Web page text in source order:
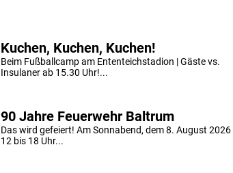
Kuchen, Kuchen, Kuchen!
Beim Fußballcamp am Ententeichstadion | Gäste vs.
Insulaner ab 15.30 Uhr!...
90 Jahre Feuerwehr Baltrum
Das wird gefeiert! Am Sonnabend, dem 8. August 2026
12 bis 18 Uhr...